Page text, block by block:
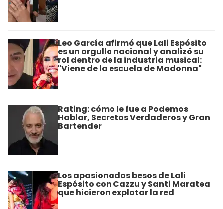
Leo García afirmó que Lali Espósito
es un orgullo nacional y analizó su
rol dentro de la industria musical:
"Viene de la escuela de Madonna"
Rating: cómo le fue a Podemos
Hablar, Secretos Verdaderos y Gran
Bartender
Los apasionados besos de Lali
Espósito con Cazzu y Santi Maratea
que hicieron explotar la red